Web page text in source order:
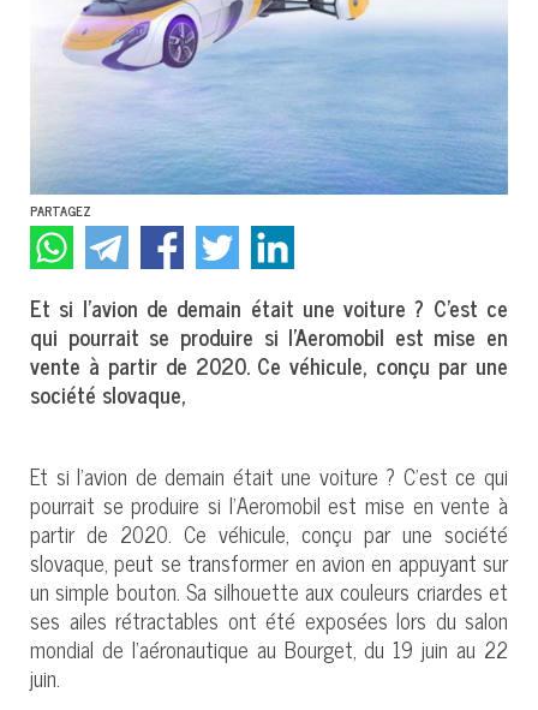
PARTAGEZ
Et si l’avion de demain était une voiture ? C’est ce
qui pourrait se produire si l’Aeromobil est mise en
vente à partir de 2020. Ce véhicule, conçu par une
société slovaque,
Et si l’avion de demain était une voiture ? C’est ce qui
pourrait se produire si l’Aeromobil est mise en vente à
partir de 2020. Ce véhicule, conçu par une société
slovaque, peut se transformer en avion en appuyant sur
un simple bouton. Sa silhouette aux couleurs criardes et
ses ailes rétractables ont été exposées lors du salon
mondial de l’aéronautique au Bourget, du 19 juin au 22
juin.